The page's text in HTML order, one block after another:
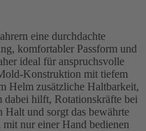
eine durchdachte
komfortabler Passform und
ideal für anspruchsvolle
Konstruktion mit tiefem
Helm zusätzliche Haltbarkeit,
dabei hilft, Rotationskräfte bei
Halt und sorgt das bewährte
nur einer Hand bedienen